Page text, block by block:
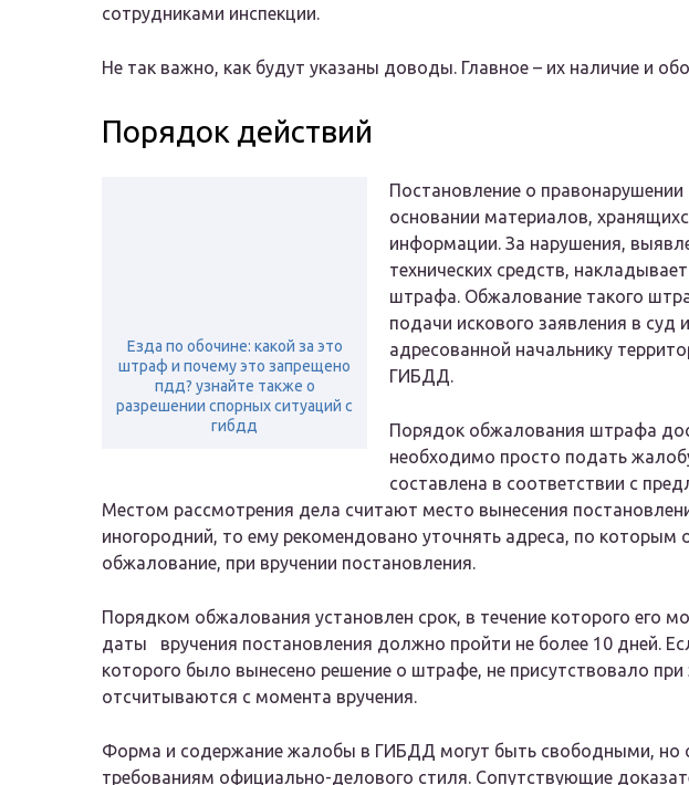
сотрудниками инспекции.
Не так важно, как будут указаны доводы. Главное – их наличие и
Порядок действий
Езда по обочине: какой за это
штраф и почему это запрещено
пдд? узнайте также о
разрешении спорных ситуаций с
гибдд
Постановление о правонарушении
основании материалов,
информации. За нарушения,
технических средств,
штрафа. Обжалование такого
подачи искового заявления в суд
адресованной начальнику
ГИБДД.
Порядок обжалования штрафа
необходимо просто подать
составлена в соответствии с
Местом рассмотрения дела считают место вынесения
иногородний, то ему рекомендовано уточнять адреса, по которым
обжалование, при вручении постановления.
Порядком обжалования установлен срок, в течение которого его
даты вручения постановления должно пройти не более 10 дней.
которого было вынесено решение о штрафе, не присутствовало при
отсчитываются с момента вручения.
Форма и содержание жалобы в ГИБДД могут быть свободными, но
требованиям официально-делового стиля. Сопутствующие